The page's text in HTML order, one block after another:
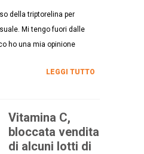
della triptorelina per
Mi tengo fuori dalle
ho una mia opinione
LEGGI TUTTO
Vitamina C,
bloccata vendita
di alcuni lotti di